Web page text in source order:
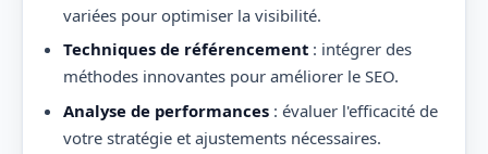
variées pour optimiser la visibilité.
Techniques de référencement: intégrer des
méthodes innovantes pour améliorer le SEO.
Analyse de performances: évaluer l'efficacité de
votre stratégie et ajustements nécessaires.